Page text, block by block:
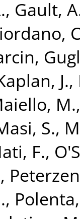
, Gault,
,
J.,
M.
S.,
F.,
,
,